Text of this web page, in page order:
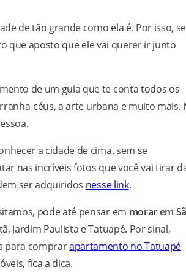
de tão grande como ela é. Por isso, se
que aposto que ele vai querer ir junto
de um guia que te conta todos os
céus, a arte urbana e muito mais.
a cidade de cima. sem se
nas incríveis fotos que você vai tirar
ser adquiridos nesse link.
pode até pensar em morar em
Jardim Paulista e Tatuapé. Por sinal,
para comprarapartamento no Tatuapé
fica a dica.